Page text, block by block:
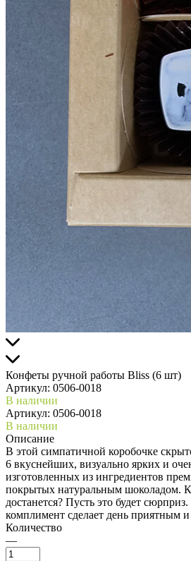
Конфеты ручной работы Bliss (6 шт)
Артикул: 0506-0018
В наличии
Артикул: 0506-0018
В наличии
Описание
В этой симпатичной коробочке
6 вкуснейших, визуально ярких и
изготовленных из ингредиентов
покрытых натуральным шоколадом.
достанется? Пусть это будет
комплимент сделает день приятным
Количество
—